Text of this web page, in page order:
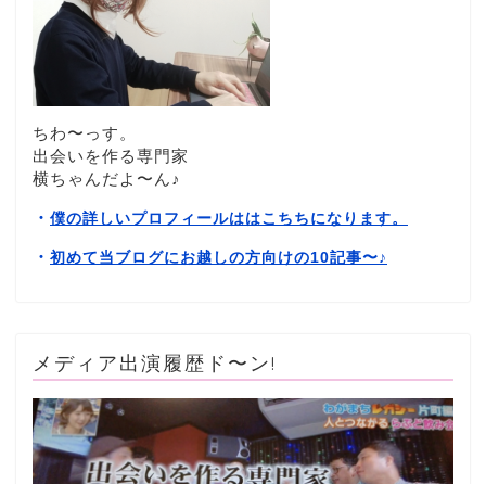
ちわ〜っす。
出会いを作る専門家
横ちゃんだよ〜ん♪
・ 僕の詳しいプロフィールははこちちになります。
・ 初めて当ブログにお越しの方向けの10記事〜♪
メディア出演履歴ド〜ン!